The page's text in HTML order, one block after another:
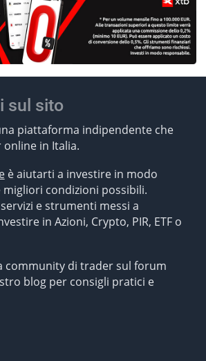
sul sito
piattaforma indipendente che
in Italia.
è aiutarti a investire in modo
condizioni possibili.
e strumenti messi a
in Azioni, Crypto, PIR, ETF o
community di trader sul forum
blog per consigli pratici e